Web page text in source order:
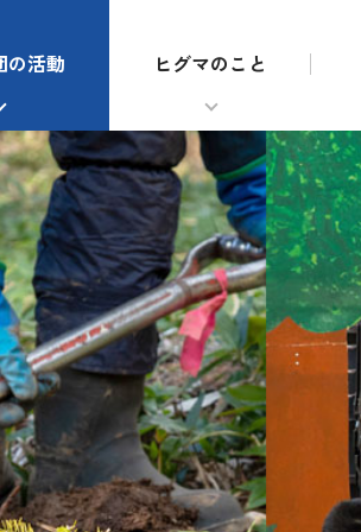
の活動 ヒグマのこと